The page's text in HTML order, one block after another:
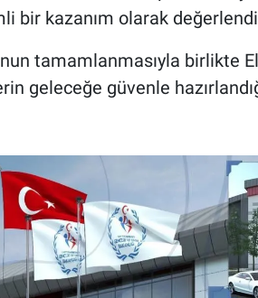
bir kazanım olarak
tamamlanmasıyla birlikte
geleceğe güvenle